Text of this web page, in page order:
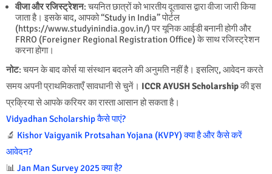
वीजा और रजिस्ट्रेशन: चयनित छात्रों को भारतीय दूतावास द्वारा वीजा जारी किया
जाता है। इसके बाद, आपको “Study in India” पोर्टल
(https://www.studyinindia.gov.in/)पर यूनिक आईडी बनानी होगी और
FRRO (Foreigner Regional Registration Office) के साथ रजिस्ट्रेशन
करना होगा।
नोट: चयन के बाद कोर्स या संस्थान बदलने की अनुमति नहीं है। इसलिए, आवेदन करते
समय अपनी प्राथमिकताएँ सावधानी से चुनें। ICCR AYUSH Scholarshipकी इस
प्रक्रिया से आपके करियर का रास्ता आसान हो सकता है।
Vidyadhan Scholarship कैसे पाएं?
🔬 Kishor Vaigyanik Protsahan Yojana (KVPY) क्या है और कैसे करें
आवेदन?
📊 Jan Man Survey 2025 क्या है?